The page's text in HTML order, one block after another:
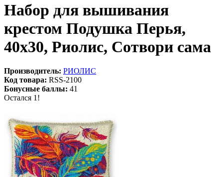
Набор для вышивания
крестом Подушка Перья,
40x30, Риолис, Сотвори сама
Производитель: РИОЛИС
Код товара: RSS-2100
Бонусные баллы: 41
Остался 1!